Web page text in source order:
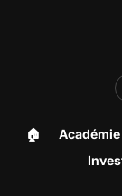
🏠︎ Académie